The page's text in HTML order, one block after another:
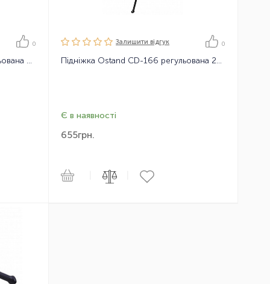
0
Підніжка Ostand CD-105J регульована 24-28" алюмінієва
Залишити вiдгук 0
Підніжка Ostand CD-166 регульована 24-28", захист торм.диску
Є в наявності
655грн.